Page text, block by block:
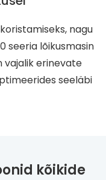
nagu
seeria lõikusmasin
vajalik erinevate
seeläbi
kõikide